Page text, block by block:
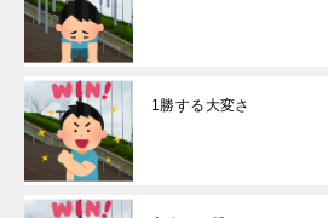
1勝する大変さ